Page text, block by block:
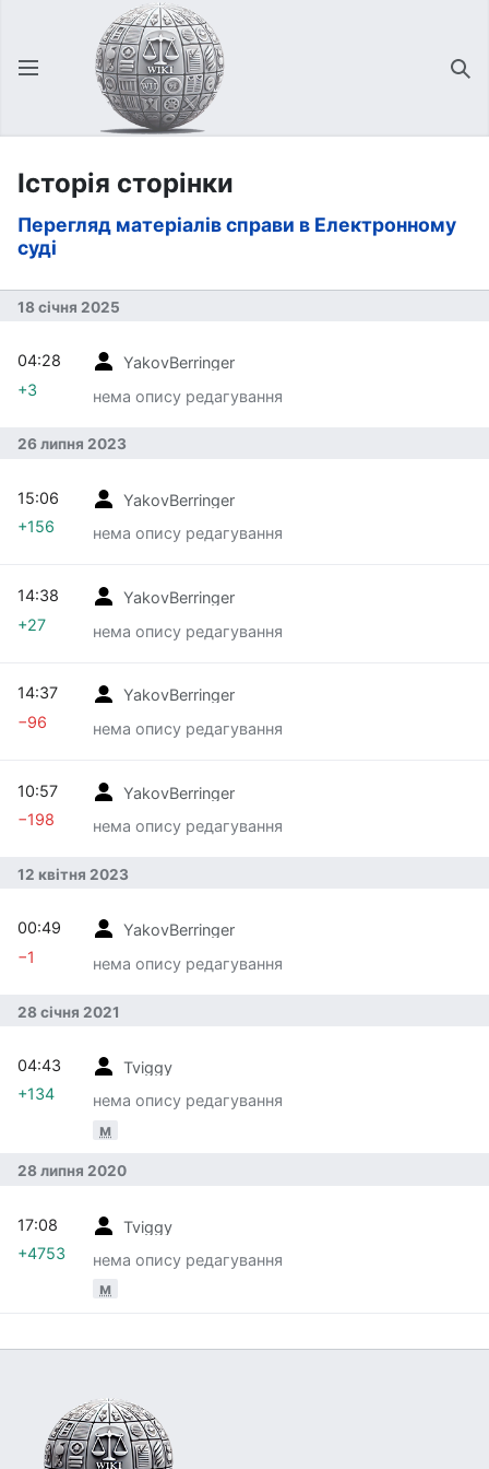
Відкрити головне меню
Історія сторінки
Перегляд матеріалів справи в Електронному
суді
18 січня 2025
YakovBerringer
нема опису редагування
04:28
+3
26 липня 2023
YakovBerringer
нема опису редагування
15:06
+156
YakovBerringer
нема опису редагування
14:38
+27
YakovBerringer
нема опису редагування
14:37
−96
YakovBerringer
нема опису редагування
10:57
−198
12 квітня 2023
YakovBerringer
нема опису редагування
00:49
−1
28 січня 2021
Tviggy
нема опису редагування
м
04:43
+134
28 липня 2020
Tviggy
нема опису редагування
м
17:08
+4753